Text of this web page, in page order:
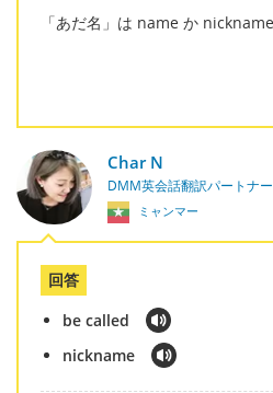
「あだ名」は name か nickname
Char N
DMM英会話翻訳パートナー
ミャンマー
回答
be called
nickname